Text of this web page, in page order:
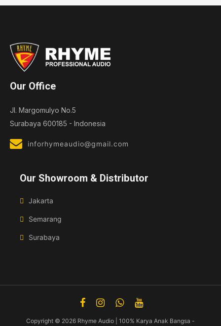
Our Office
Jl. Margomulyo No.5
Surabaya 600185 - Indonesia
inforhymeaudio@gmail.com
Our Showroom & Distributor
Jakarta
Semarang
Surabaya
Copyright © 2026 Rhyme Audio | 100% Karya Anak Bangsa -